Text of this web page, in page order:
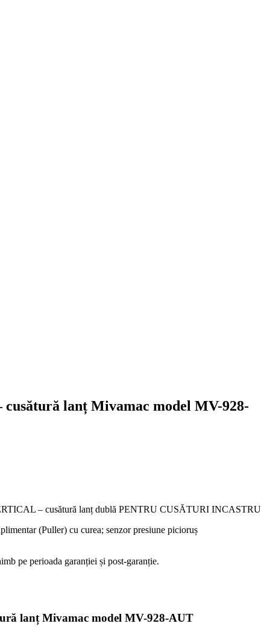
cusătură lanț Mivamac model MV-928-
– cusătură lanț dublă PENTRU CUSĂTURI INCASTRU
(Puller) cu curea; senzor presiune picioruș
pe perioada garanției și post-garanție.
lanț Mivamac model MV-928-AUT